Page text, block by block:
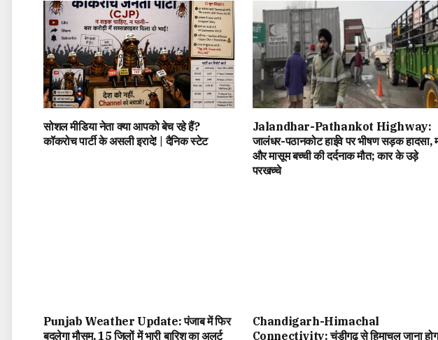
सोशल मीडिया नेता क्या आपको बेच रहे हैं?
कॉकरोच पार्टी के असली इरादे! | दैनिक स्टेट
Jalandhar-Pathankot Highway:
जालंधर-पठानकोट हाईवे पर भीषण सड़क हादसा,
और मासूम बच्ची की दर्दनाक मौत; कार के उड़े
परखच्चे
Punjab Weather Update: पंजाब में फिर
बदलेगा मौसम, 15 जिलों में भारी बारिश का अलर्ट
Chandigarh-Himachal
Connectivity: चंडीगढ़ से हिमाचल जाना